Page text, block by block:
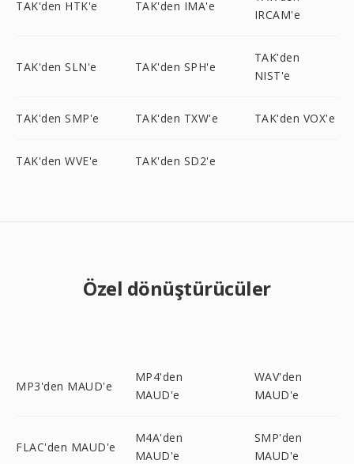
TAK'den HTK'e TAK'den IMA'e
IRCAM'e
TAK'den SLN'e TAK'den SPH'e
TAK'den
NIST'e
TAK'den SMP'e TAK'den TXW'e TAK'den VOX'e
TAK'den WVE'e TAK'den SD2'e
Özel dönüştürücüler
MP3'den MAUD'e
MP4'den
MAUD'e
WAV'den
MAUD'e
FLAC'den MAUD'e
M4A'den
MAUD'e
SMP'den
MAUD'e